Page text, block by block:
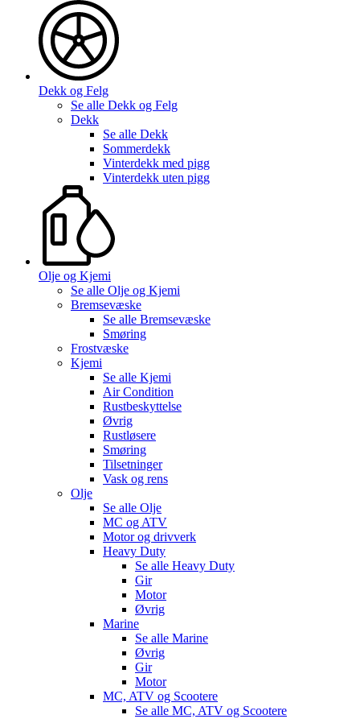
Dekk og Felg
Se alle Dekk og Felg
Dekk
Se alle Dekk
Sommerdekk
Vinterdekk med pigg
Vinterdekk uten pigg
Olje og Kjemi
Se alle Olje og Kjemi
Bremsevæske
Se alle Bremsevæske
Smøring
Frostvæske
Kjemi
Se alle Kjemi
Air Condition
Rustbeskyttelse
Øvrig
Rustløsere
Smøring
Tilsetninger
Vask og rens
Olje
Se alle Olje
MC og ATV
Motor og drivverk
Heavy Duty
Se alle Heavy Duty
Gir
Motor
Øvrig
Marine
Se alle Marine
Øvrig
Gir
Motor
MC, ATV og Scootere
Se alle MC, ATV og Scootere